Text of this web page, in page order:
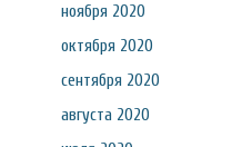
ноября 2020
октября 2020
сентября 2020
августа 2020